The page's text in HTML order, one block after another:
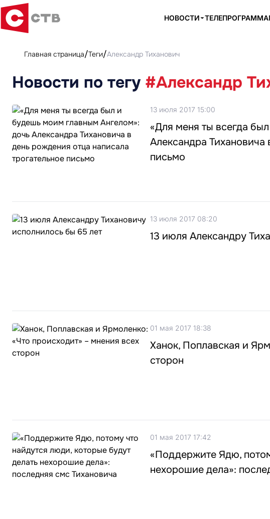
НОВОСТИ ТЕЛЕПРОГРАММА
Главная страница Теги Александр Тиханович
Новости по тегу #Александр
13 июля 2017 15:00
«Для меня ты всегда
Александра Тихановича
письмо
13 июля 2017 08:20
13 июля Александру
01 мая 2017 18:38
Ханок, Поплавская и
сторон
01 мая 2017 17:42
«Поддержите Ядю,
нехорошие дела»: